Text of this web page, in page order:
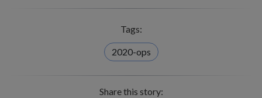
Tags:
2020-ops
Share this story: